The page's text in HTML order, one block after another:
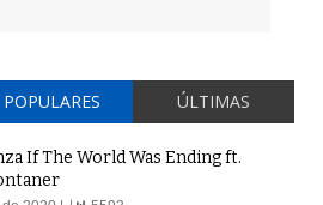
POPULARES ÚLTIMAS
If The World Was Ending ft.